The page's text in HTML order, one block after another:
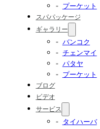
プーケット
スパパッケージ
ギャラリー
バンコク
チェンマイ
パタヤ
プーケット
ブログ
ビデオ
サービス
タイハーバ